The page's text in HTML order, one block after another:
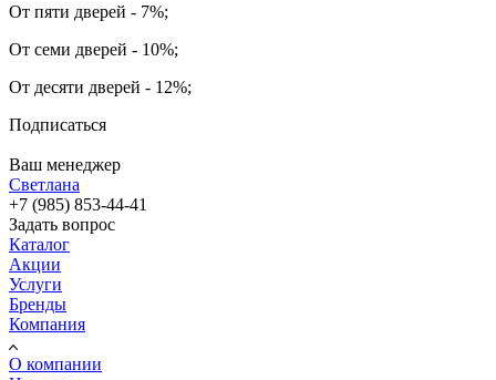
От пяти дверей - 7%;
От семи дверей - 10%;
От десяти дверей - 12%;
Подписаться
Ваш менеджер
Светлана
+7 (985) 853-44-41
Задать вопрос
Каталог
Акции
Услуги
Бренды
Компания
О компании